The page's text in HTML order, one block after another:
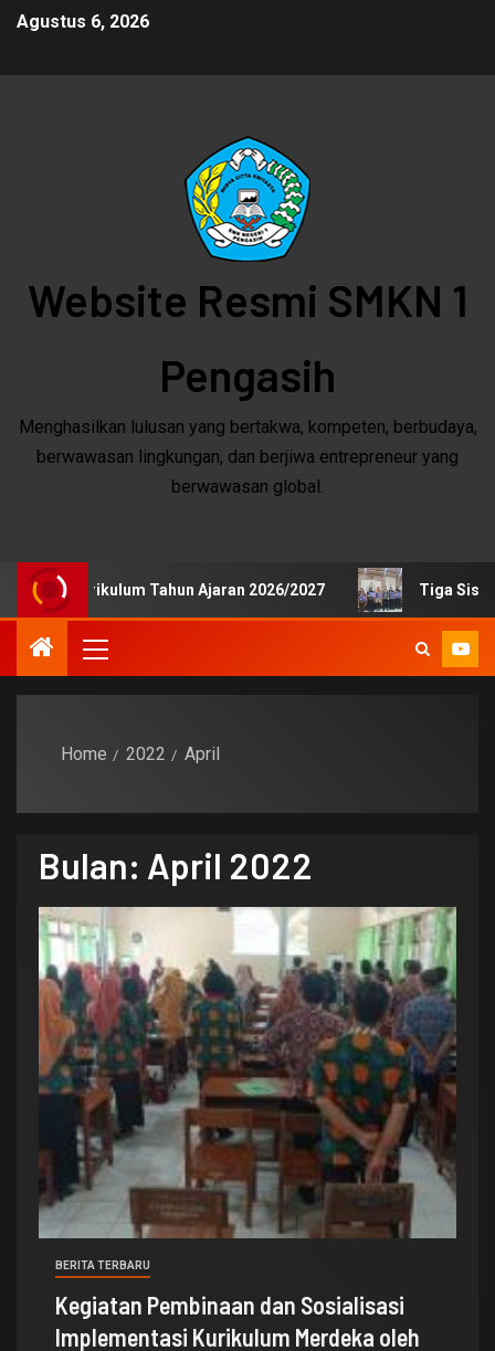
Agustus 6, 2026
Website Resmi SMKN 1
Pengasih
Menghasilkan lulusan yang bertakwa, kompeten, berbudaya,
berwawasan lingkungan, dan berjiwa entrepreneur yang
berwawasan global.
Tahun Ajaran 2026/2027 Tiga Siswa SMKN
Home 2022 April
Bulan: April 2022
BERITA TERBARU
Kegiatan Pembinaan dan Sosialisasi
Implementasi Kurikulum Merdeka oleh